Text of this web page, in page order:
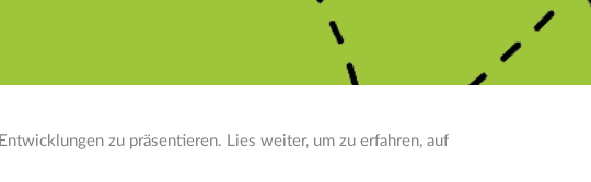
zu präsentieren. Lies weiter, um zu erfahren, auf